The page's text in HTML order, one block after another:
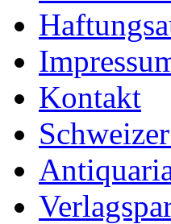
Kontakt